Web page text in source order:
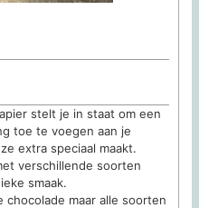
stelt je in staat om een
toe te voegen aan je
extra speciaal maakt.
verschillende soorten
smaak.
maar alle soorten